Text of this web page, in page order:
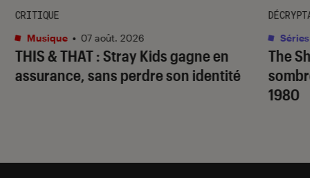
THIS & THAT: Stray Kids gagne en
assurance, sans perdre son identité
CRITIQUE
Musique • 07 août. 2026
The
1980
Séries